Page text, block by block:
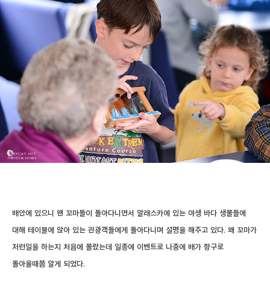
배안에 있으니 왠 꼬마들이 돌아다니면서 알래스카에 있는 야생 바다 생물들에
대해 테이블에 앉아 있는 관광객들에게 돌아다니며 설명을 해주고 있다. 왜 꼬마가
저런일을 하는지 처음에 몰랐는데 일종에 이벤트로 나중에 배가 항구로
돌아올때쯤 알게 되었다.